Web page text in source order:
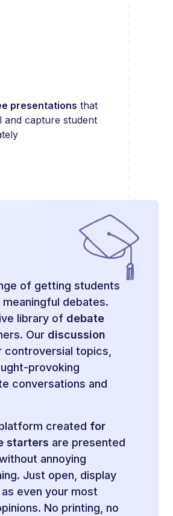
presentations that
and capture student
of getting students
debates.
library of debate
Our discussion
controversial topics,
provoking
conversations and
created for
starters are presented
annoying
Just open, display
even your most
No printing, no